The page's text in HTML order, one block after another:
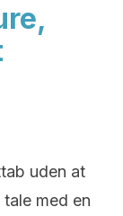
uden at
med en